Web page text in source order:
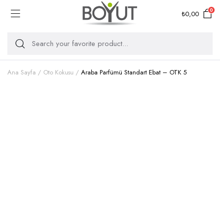
₺0,00 0
Ana Sayfa Oto Kokusu Araba Parfümü Standart Ebat – OTK 5